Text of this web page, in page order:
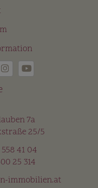
7a
25/5
41 04
25 314
immobilien.at